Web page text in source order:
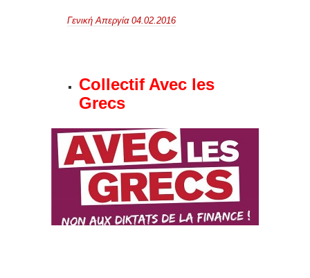
Γενική Απεργία 04.02.2016
Collectif Avec les
Grecs